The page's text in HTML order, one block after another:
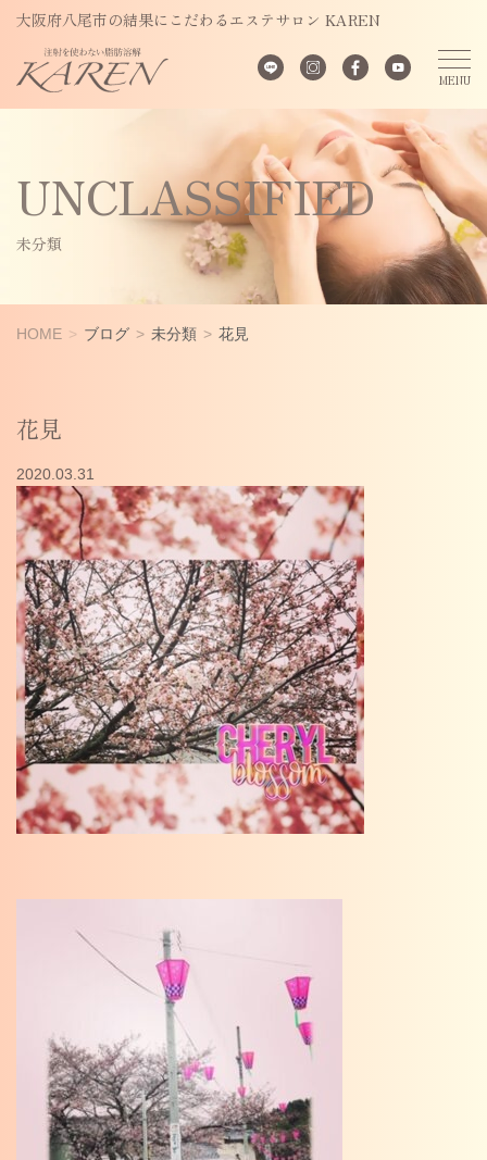
大阪府八尾市の結果にこだわるエステサロン KAREN
UNCLASSIFIED
未分類
HOME ブログ 未分類 花見
花見
2020.03.31